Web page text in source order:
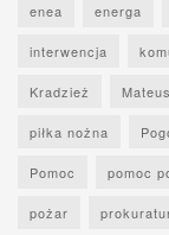
enea energa
interwencja
Kradzież
piłka nożna
Pomoc pomoc
pożar